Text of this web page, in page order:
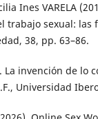
Ines VARELA
trabajo sexual: las
38, pp. 63–86.
La invención de lo
Universidad